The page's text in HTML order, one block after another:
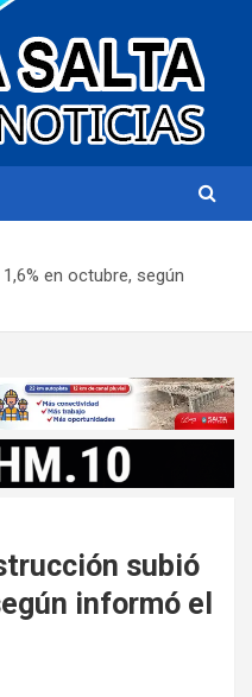
en octubre, según
subió
informó el